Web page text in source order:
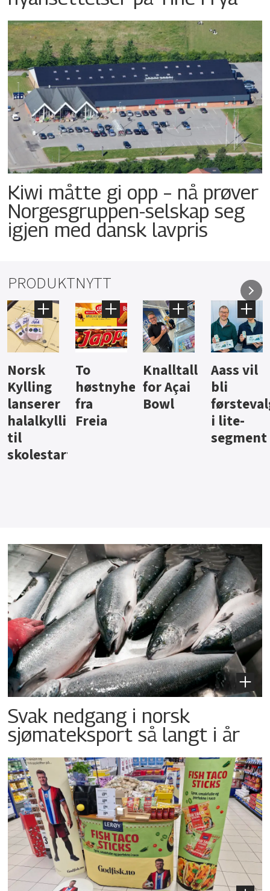
Kiwi måtte gi opp – nå prøver
Norgesgruppen-selskap seg
igjen med dansk lavpris
PRODUKTNYTT
Knalltall
for Açai
Bowl
Aass vil
bli
førstevalg
i lite-
Brus og
jus fra
Berentsen
Hard
iste fra
Hansa
Svak nedgang i norsk
sjømateksport så langt i år